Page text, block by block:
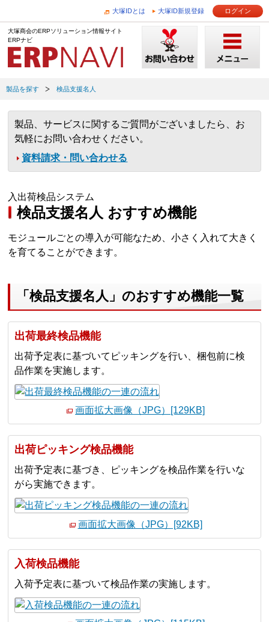
大塚IDとは 大塚ID新規登録 ログイン
大塚商会のERPソリューション情報サイト
ERPナビ
製品を探す 検品支援名人
製品、サービスに関するご質問がございましたら、お
気軽にお問い合わせください。
資料請求・問い合わせる
入出荷検品システム
検品支援名人 おすすめ機能
モジュールごとの導入が可能なため、小さく入れて大きく
を育てることができます。
「検品支援名人」のおすすめ機能一覧
出荷最終検品機能
出荷予定表に基づいてピッキングを行い、梱包前に検
品作業を実施します。
画面拡大画像（JPG）[129KB]
出荷ピッキング検品機能
出荷予定表に基づき、ピッキングを検品作業を行いな
がら実施できます。
画面拡大画像（JPG）[92KB]
入荷検品機能
入荷予定表に基づいて検品作業の実施します。